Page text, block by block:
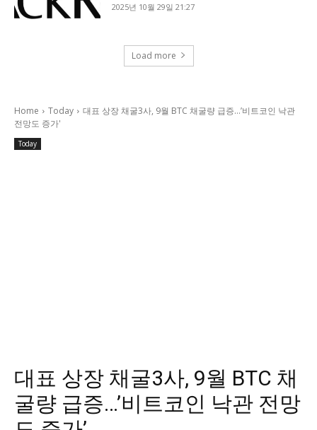
2025년 10월 29일 21:27
Load more